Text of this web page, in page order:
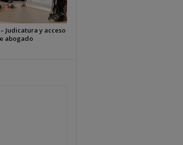
Judicatura y acceso
abogado